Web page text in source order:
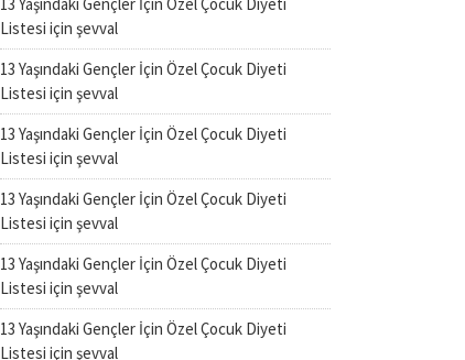
Listesi için şevval
13 Yaşındaki Gençler İçin Özel Çocuk Diyeti
Listesi için şevval
13 Yaşındaki Gençler İçin Özel Çocuk Diyeti
Listesi için şevval
13 Yaşındaki Gençler İçin Özel Çocuk Diyeti
Listesi için şevval
13 Yaşındaki Gençler İçin Özel Çocuk Diyeti
Listesi için şevval
13 Yaşındaki Gençler İçin Özel Çocuk Diyeti
Listesi için şevval